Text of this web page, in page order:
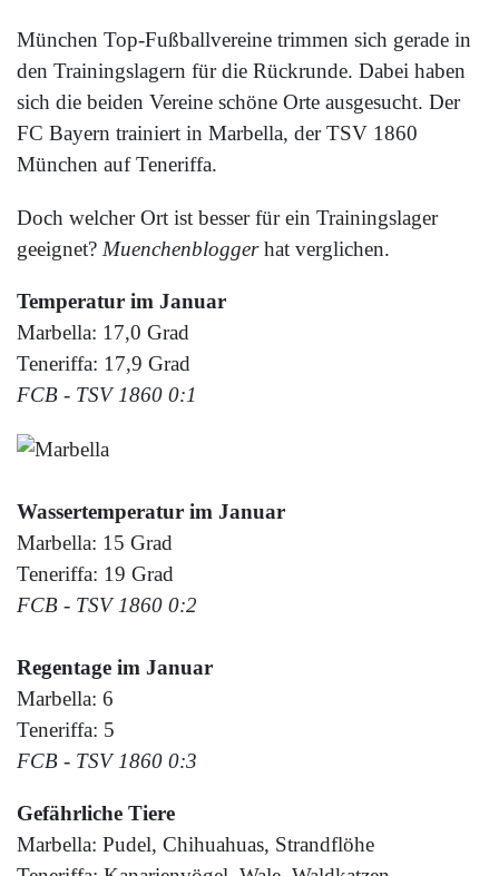
München Top-Fußballvereine trimmen sich gerade in
den Trainingslagern für die Rückrunde. Dabei haben
sich die beiden Vereine schöne Orte ausgesucht. Der
FC Bayern trainiert in Marbella, der TSV 1860
München auf Teneriffa.
Doch welcher Ort ist besser für ein Trainingslager
geeignet? Muenchenbloggerhat verglichen.
Temperatur im Januar
Marbella: 17,0 Grad
Teneriffa: 17,9 Grad
FCB - TSV 1860 0:1
Wassertemperatur im Januar
Marbella: 15 Grad
Teneriffa: 19 Grad
FCB - TSV 1860 0:2
Regentage im Januar
Marbella: 6
Teneriffa: 5
FCB - TSV 1860 0:3
Gefährliche Tiere
Marbella: Pudel, Chihuahuas, Strandflöhe